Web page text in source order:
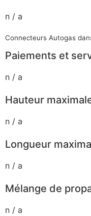
n / a
Connecteurs Autogas
Paiements et
n / a
Hauteur
n / a
Longueur
n / a
Mélange de
n / a